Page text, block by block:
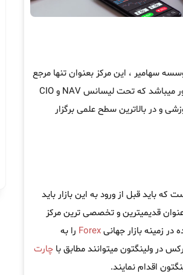
سهامیر ، این مرکز بعنوان تنها مرجع
در کشور میباشد که تحت لیسانس NAV و CIO
و در بالاترین سطح علمی برگزار
باید قبل از ورود به این بازار باید
قدیمیترین و تخصصی ترین مرکز
زمینه بازار جهانیForex را به
در ولینگتون میتوانند مطابق با چارت
اقدام نمایند.